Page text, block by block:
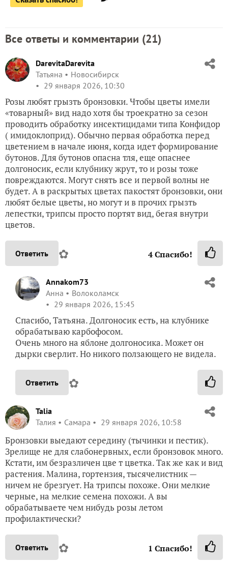
Все ответы и комментарии (21)
DarevitaDarevita
Татьяна
Новосибирск
29 января 2026, 10:30
Розы любят грызть бронзовки. Чтобы цветы имели
«товарный» вид надо хотя бы троекратно за сезон
проводить обработку инсектицидами типа Конфидор
( имидоклоприд). Обычно первая обработка перед
цветением в начале июня, когда идет формирование
бутонов. Для бутонов опасна тля, еще опаснее
долгоносик, если клубнику жрут, то и розы тоже
повреждаются. Могут снять все и первой волны не
будет. А в раскрытых цветах пакостят бронзовки, они
любят белые цветы, но могут и в прочих грызть
лепестки, трипсы просто портят вид, бегая внутри
цветов.
Ответить ✿ 4Спасибо!
Annakom73
Анна
Волоколамск
29 января 2026, 15:45
Спасибо, Татьяна. Долгоносик есть, на клубнике
обрабатываю карбофосом.
Очень много на яблоне долгоносика. Может он
дырки сверлит. Но никого ползающего не видела.
Ответить ✿
Talia
Талия
Самара 29 января 2026, 10:58
Бронзовки выедают середину (тычинки и пестик).
Зрелище не для слабонервных, если бронзовок много.
Кстати, им безразличен цве т цветка. Так же как и вид
растения. Малина, гортензия, тысячелистник —
ничем не брезгует. На трипсы похоже. Они мелкие
черные, на мелкие семена похожи. А вы
обрабатываете чем нибудь розы летом
профилактически?
Ответить ✿ 1 Спасибо!